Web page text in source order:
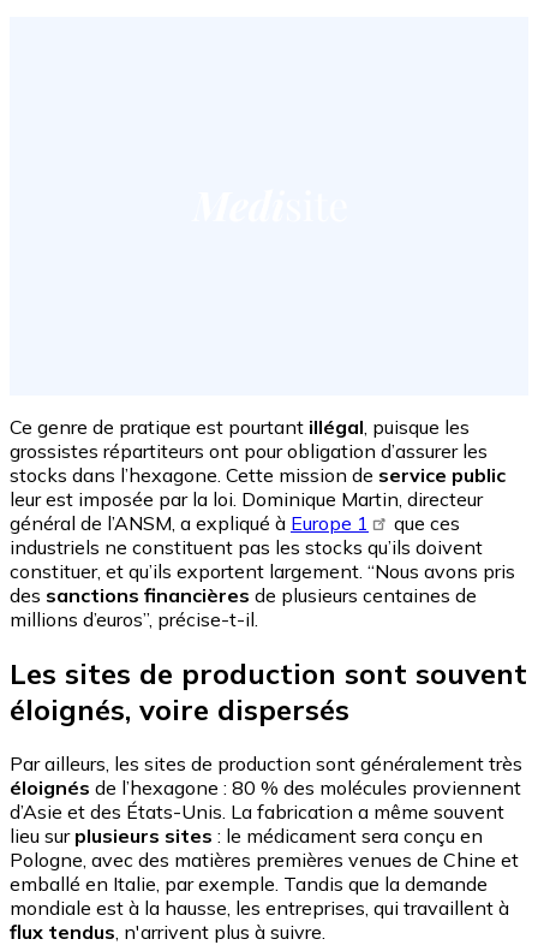
Ce genre de pratique est pourtant illégal, puisque les
grossistes répartiteurs ont pour obligation d’assurer les
stocks dans l’hexagone. Cette mission de service public
leur est imposée par la loi. Dominique Martin, directeur
général de l’ANSM, a expliqué à Europe 1
que ces
industriels ne constituent pas les stocks qu’ils doivent
constituer, et qu’ils exportent largement. “Nous avons pris
des sanctions financières de plusieurs centaines de
millions d’euros”, précise-t-il.
Les sites de production sont souvent
éloignés, voire dispersés
Par ailleurs, les sites de production sont généralement très
éloignés de l’hexagone : 80 % des molécules proviennent
d’Asie et des États-Unis. La fabrication a même souvent
lieu sur plusieurs sites : le médicament sera conçu en
Pologne, avec des matières premières venues de Chine et
emballé en Italie, par exemple. Tandis que la demande
mondiale est à la hausse, les entreprises, qui travaillent à
flux tendus , n'arrivent plus à suivre.